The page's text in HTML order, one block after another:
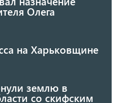
Олега
на Харьковщине
землю в
со скифским